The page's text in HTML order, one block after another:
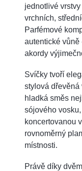
jednotlivé
vrchních,
Parfémové
autentické vůně
akordy
Svíčky tvoří
stylová dřevěná
hladká směs
sójového
koncertovanou
rovnoměrný
místnosti.
Právě díky